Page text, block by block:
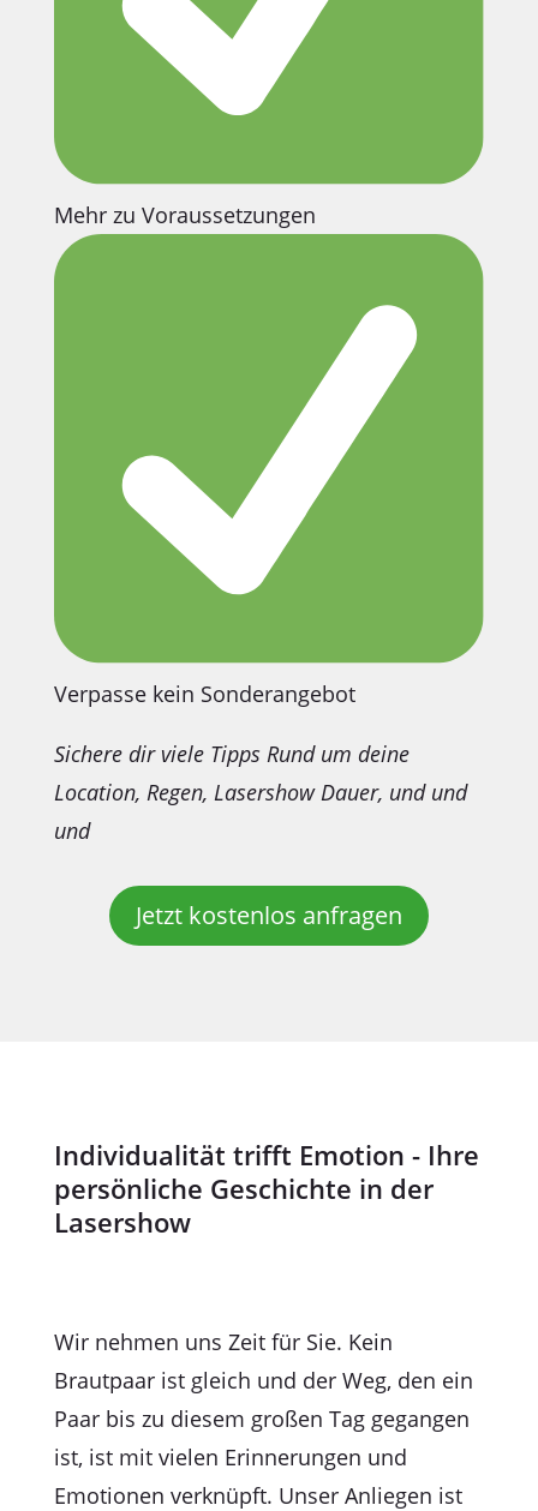
Mehr zu Voraussetzungen
Verpasse kein Sonderangebot
Sichere dir viele Tipps Rund um deine
Location, Regen, Lasershow Dauer, und und
und
Jetzt kostenlos anfragen
Individualität trifft Emotion - Ihre
persönliche Geschichte in der
Lasershow
Wir nehmen uns Zeit für Sie. Kein
Brautpaar ist gleich und der Weg, den ein
Paar bis zu diesem großen Tag gegangen
ist, ist mit vielen Erinnerungen und
Emotionen verknüpft. Unser Anliegen ist